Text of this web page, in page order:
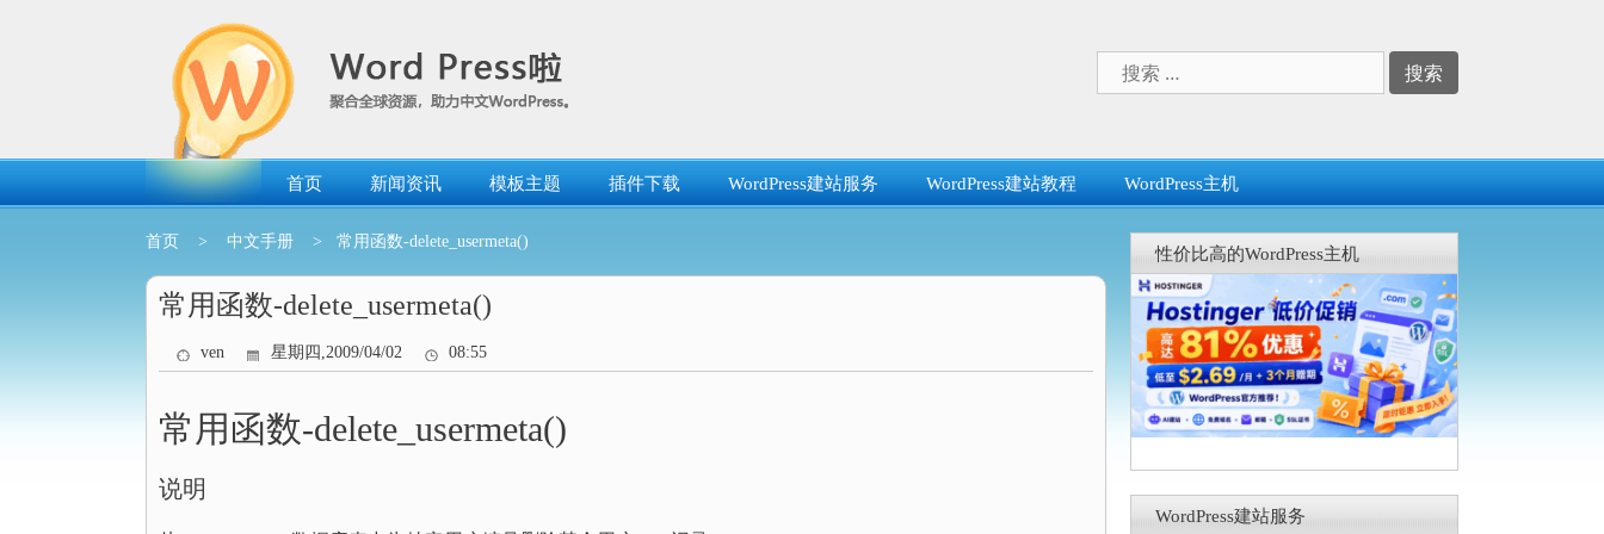
索：
首页 新闻资讯 模板主题 插件下载 WordPress建站服务 WordPress建站教程 WordPress主机
首页 > 中文手册 > 常用函数-delete_usermeta()
常用函数-delete_usermeta()
ven 星期四,2009/04/02 08:55
常用函数-delete_usermeta()
说明
性价比高的WordPress主机
WordPress建站服务